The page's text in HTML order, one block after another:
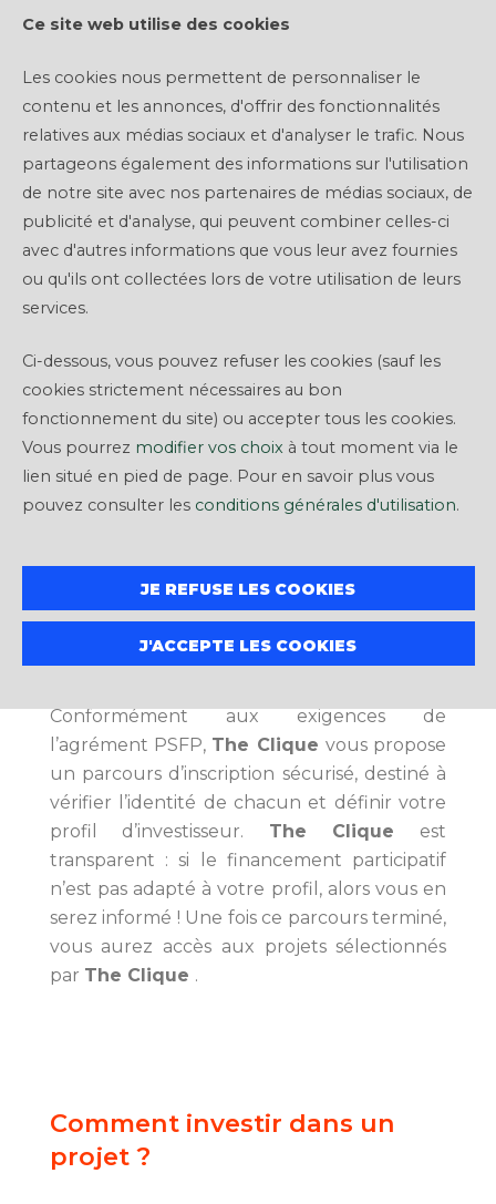
Ce site web utilise des cookies
Les cookies nous permettent de personnaliser le
contenu et les annonces, d'offrir des fonctionnalités
relatives aux médias sociaux et d'analyser le trafic. Nous
partageons également des informations sur l'utilisation
de notre site avec nos partenaires de médias sociaux, de
publicité et d'analyse, qui peuvent combiner celles-ci
avec d'autres informations que vous leur avez fournies
ou qu'ils ont collectées lors de votre utilisation de leurs
services.
Ci-dessous, vous pouvez refuser les cookies (sauf les
cookies strictement nécessaires au bon
fonctionnement du site) ou accepter tous les cookies.
Vous pourrez modifier vos choix à tout moment via le
lien situé en pied de page. Pour en savoir plus vous
pouvez consulter les conditions générales d'utilisation.
JE REFUSE LES COOKIES
J'ACCEPTE LES COOKIES
PROJETS IMMOBILIERS À PARTIR DE 1 000€
NOS PROJETS EN CROWDFUNDING
la possibilité d'investir dans des opérations
immobilières. Tout en diversifiant votre
épargne, vous rejoignez notre communauté
d'investisseurs animée par l'envie de
des usages de l'immobilier.
Conformément aux exigences de
l’agrément PSFP, The Clique vous propose
un parcours d’inscription sécurisé, destiné à
vérifier l’identité de chacun et définir votre
profil d’investisseur. The Clique est
transparent : si le financement participatif
n’est pas adapté à votre profil, alors vous en
serez informé ! Une fois ce parcours terminé,
vous aurez accès aux projets sélectionnés
par The Clique .
Comment investir dans un
projet ?